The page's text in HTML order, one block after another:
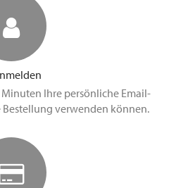
Ihre persönliche Email-
Bestellung verwenden können.